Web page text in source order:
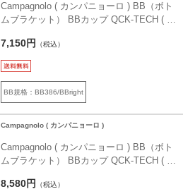
Campagnolo ( カンパニョーロ ) BB（ボト
ムブラケット） BBカップ QCK-TECH ( ク
7,150円 （税込）
BB規格：BB386/BBright
Campagnolo ( カンパニョーロ )
Campagnolo ( カンパニョーロ ) BB（ボト
ムブラケット） BBカップ QCK-TECH ( ク
8,580円 （税込）